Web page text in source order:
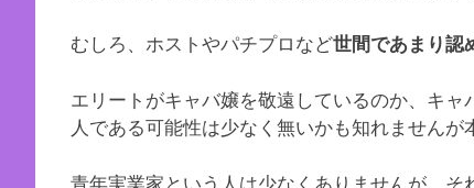
むしろ、ホストやパチプロなど世間であまり認
エリートがキャバ嬢を敬遠しているのか、キ
人である可能性は少なく無いかも知れません
青年実業家という人は少なくありませんが、そ